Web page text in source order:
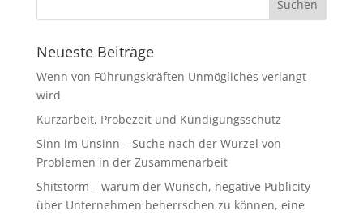
Neueste Beiträge
Wenn von Führungskräften Unmögliches verlangt
wird
Kurzarbeit, Probezeit und Kündigungsschutz
Sinn im Unsinn – Suche nach der Wurzel von
Problemen in der Zusammenarbeit
Shitstorm – warum der Wunsch, negative Publicity
über Unternehmen beherrschen zu können, eine